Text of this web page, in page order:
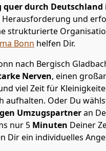
quer durch Deutschland
Herausforderung und
strukturierte
Bonn helfen Dir.
nach Bergisch
Nerven, einen
viel Zeit für
aufhalten. Oder Du
Umzugspartneran
nur 5 Minuten Deiner
Dir ein individuelles